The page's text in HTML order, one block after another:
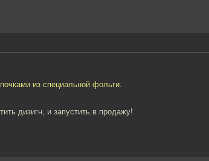
из специальной фольги.
дизигн, и запустить в продажу!